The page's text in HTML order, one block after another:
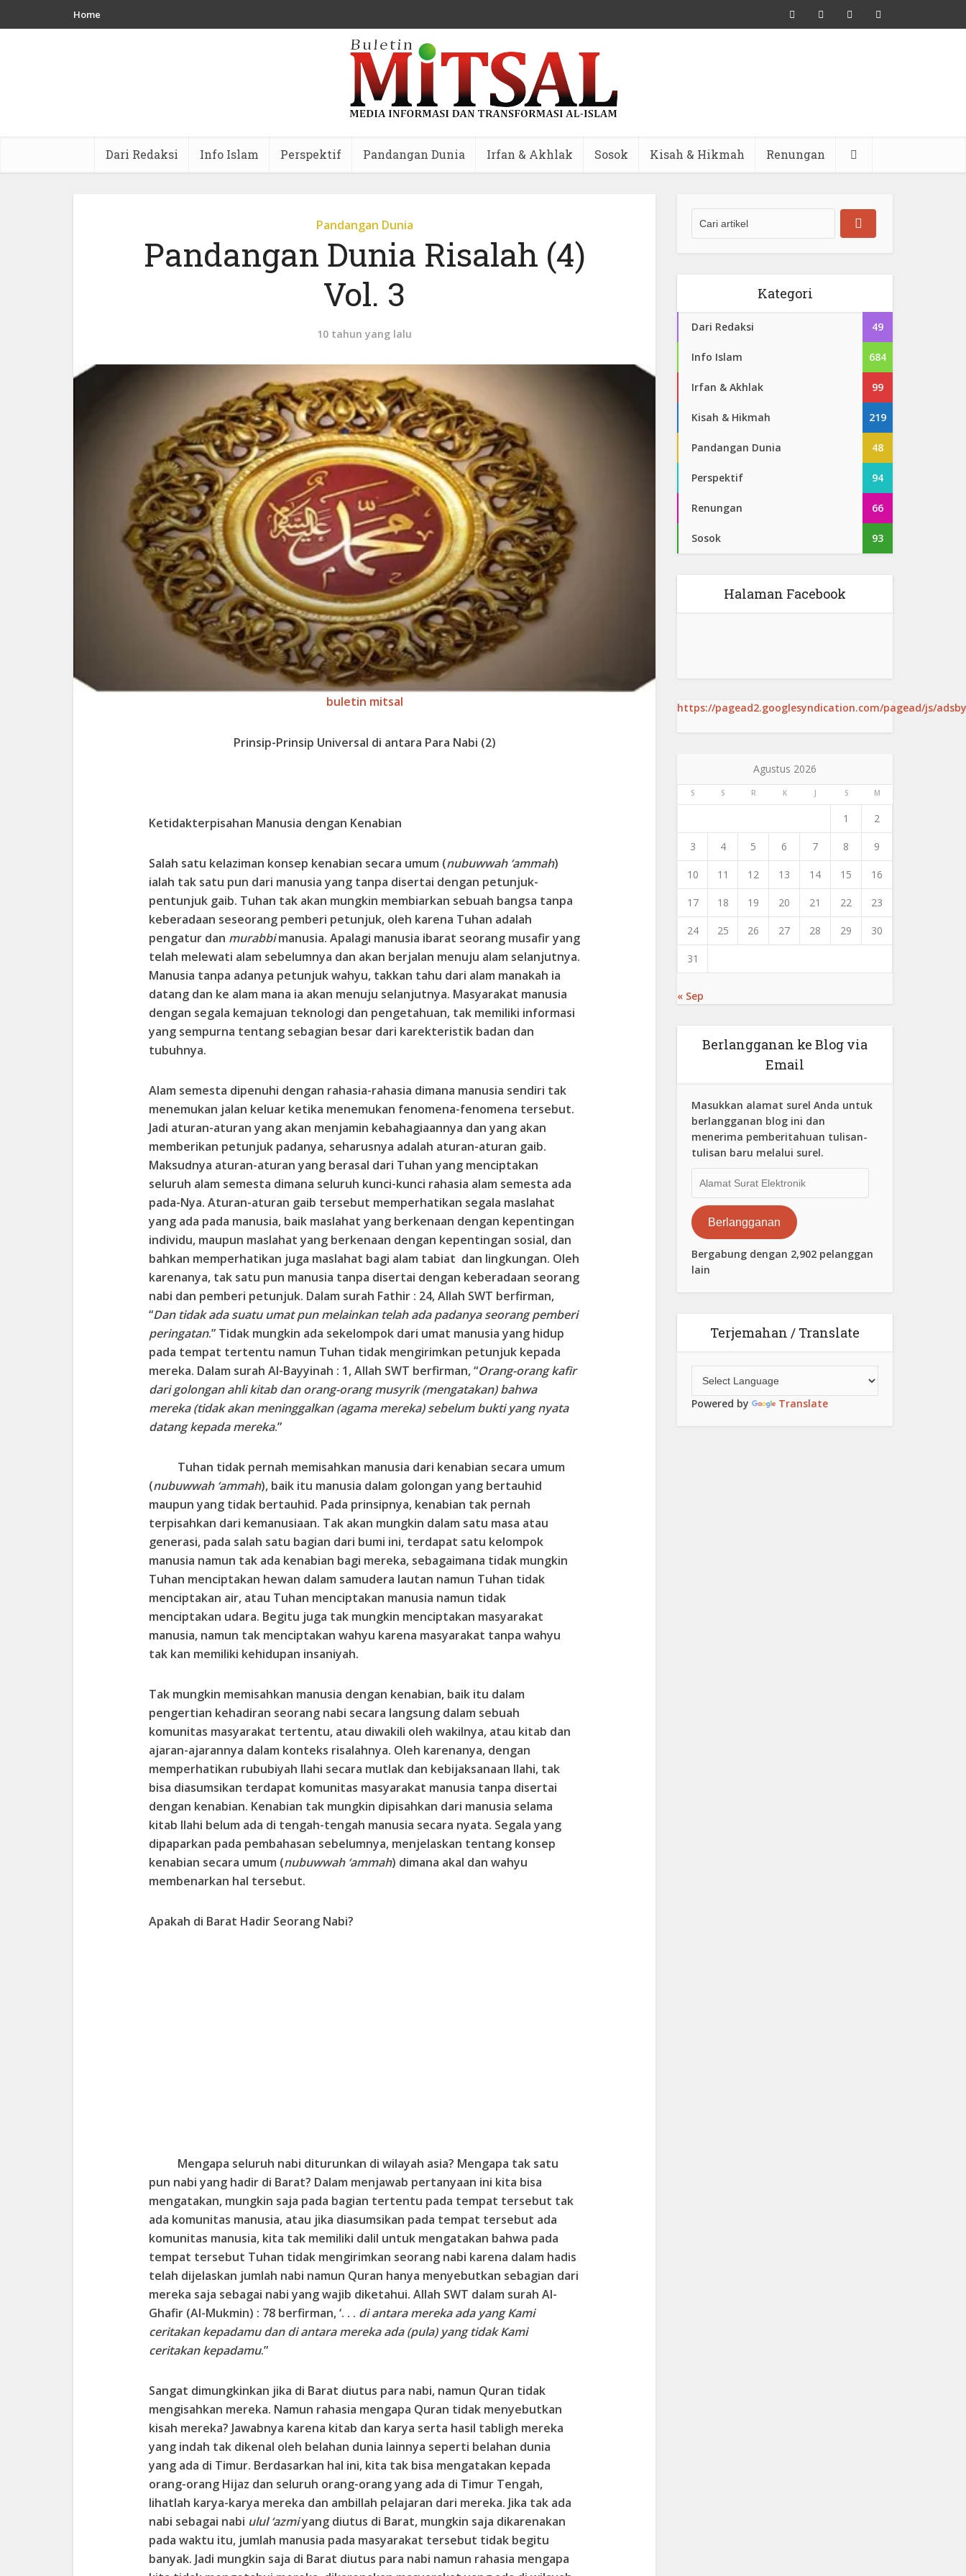
Home
Dari Redaksi Info Islam Perspektif Pandangan Dunia Irfan & Akhlak Sosok Kisah & Hikmah Renungan
Pandangan Dunia
Pandangan Dunia Risalah (4)
Vol. 3
10 tahun yang lalu
buletin mitsal
Prinsip-Prinsip Universal di antara Para Nabi (2)
Ketidakterpisahan Manusia dengan Kenabian
Salah satu kelaziman konsep kenabian secara umum (nubuwwah ‘ammah)
ialah tak satu pun dari manusia yang tanpa disertai dengan petunjuk-
pentunjuk gaib. Tuhan tak akan mungkin membiarkan sebuah bangsa tanpa
keberadaan seseorang pemberi petunjuk, oleh karena Tuhan adalah
pengatur dan murabbimanusia. Apalagi manusia ibarat seorang musafir yang
telah melewati alam sebelumnya dan akan berjalan menuju alam selanjutnya.
Manusia tanpa adanya petunjuk wahyu, takkan tahu dari alam manakah ia
datang dan ke alam mana ia akan menuju selanjutnya. Masyarakat manusia
dengan segala kemajuan teknologi dan pengetahuan, tak memiliki informasi
yang sempurna tentang sebagian besar dari karekteristik badan dan
tubuhnya.
Alam semesta dipenuhi dengan rahasia-rahasia dimana manusia sendiri tak
menemukan jalan keluar ketika menemukan fenomena-fenomena tersebut.
Jadi aturan-aturan yang akan menjamin kebahagiaannya dan yang akan
memberikan petunjuk padanya, seharusnya adalah aturan-aturan gaib.
Maksudnya aturan-aturan yang berasal dari Tuhan yang menciptakan
seluruh alam semesta dimana seluruh kunci-kunci rahasia alam semesta ada
pada-Nya. Aturan-aturan gaib tersebut memperhatikan segala maslahat
yang ada pada manusia, baik maslahat yang berkenaan dengan kepentingan
individu, maupun maslahat yang berkenaan dengan kepentingan sosial, dan
bahkan memperhatikan juga maslahat bagi alam tabiat dan lingkungan. Oleh
karenanya, tak satu pun manusia tanpa disertai dengan keberadaan seorang
nabi dan pemberi petunjuk. Dalam surah Fathir : 24, Allah SWT berfirman,
“Dan tidak ada suatu umat pun melainkan telah ada padanya seorang pemberi
peringatan.” Tidak mungkin ada sekelompok dari umat manusia yang hidup
pada tempat tertentu namun Tuhan tidak mengirimkan petunjuk kepada
mereka. Dalam surah Al-Bayyinah : 1, Allah SWT berfirman, “Orang-orang kafir
dari golongan ahli kitab dan orang-orang musyrik (mengatakan) bahwa
mereka (tidak akan meninggalkan (agama mereka) sebelum bukti yang nyata
datang kepada mereka.”
Tuhan tidak pernah memisahkan manusia dari kenabian secara umum
(nubuwwah ‘ammah), baik itu manusia dalam golongan yang bertauhid
maupun yang tidak bertauhid. Pada prinsipnya, kenabian tak pernah
terpisahkan dari kemanusiaan. Tak akan mungkin dalam satu masa atau
generasi, pada salah satu bagian dari bumi ini, terdapat satu kelompok
manusia namun tak ada kenabian bagi mereka, sebagaimana tidak mungkin
Tuhan menciptakan hewan dalam samudera lautan namun Tuhan tidak
menciptakan air, atau Tuhan menciptakan manusia namun tidak
menciptakan udara. Begitu juga tak mungkin menciptakan masyarakat
manusia, namun tak menciptakan wahyu karena masyarakat tanpa wahyu
tak kan memiliki kehidupan insaniyah.
Tak mungkin memisahkan manusia dengan kenabian, baik itu dalam
pengertian kehadiran seorang nabi secara langsung dalam sebuah
komunitas masyarakat tertentu, atau diwakili oleh wakilnya, atau kitab dan
ajaran-ajarannya dalam konteks risalahnya. Oleh karenanya, dengan
memperhatikan rububiyah Ilahi secara mutlak dan kebijaksanaan Ilahi, tak
bisa diasumsikan terdapat komunitas masyarakat manusia tanpa disertai
dengan kenabian. Kenabian tak mungkin dipisahkan dari manusia selama
kitab Ilahi belum ada di tengah-tengah manusia secara nyata. Segala yang
dipaparkan pada pembahasan sebelumnya, menjelaskan tentang konsep
kenabian secara umum (nubuwwah ‘ammah) dimana akal dan wahyu
membenarkan hal tersebut.
Apakah di Barat Hadir Seorang Nabi?
Mengapa seluruh nabi diturunkan di wilayah asia? Mengapa tak satu
pun nabi yang hadir di Barat? Dalam menjawab pertanyaan ini kita bisa
mengatakan, mungkin saja pada bagian tertentu pada tempat tersebut tak
ada komunitas manusia, atau jika diasumsikan pada tempat tersebut ada
komunitas manusia, kita tak memiliki dalil untuk mengatakan bahwa pada
tempat tersebut Tuhan tidak mengirimkan seorang nabi karena dalam hadis
telah dijelaskan jumlah nabi namun Quran hanya menyebutkan sebagian dari
mereka saja sebagai nabi yang wajib diketahui. Allah SWT dalam surah Al-
Ghafir (Al-Mukmin) : 78 berfirman, ‘. . . di antara mereka ada yang Kami
ceritakan kepadamu dan di antara mereka ada (pula) yang tidak Kami
ceritakan kepadamu.”
Sangat dimungkinkan jika di Barat diutus para nabi, namun Quran tidak
mengisahkan mereka. Namun rahasia mengapa Quran tidak menyebutkan
kisah mereka? Jawabnya karena kitab dan karya serta hasil tabligh mereka
yang indah tak dikenal oleh belahan dunia lainnya seperti belahan dunia
yang ada di Timur. Berdasarkan hal ini, kita tak bisa mengatakan kepada
orang-orang Hijaz dan seluruh orang-orang yang ada di Timur Tengah,
lihatlah karya-karya mereka dan ambillah pelajaran dari mereka. Jika tak ada
nabi sebagai nabi ulul ‘azmiyang diutus di Barat, mungkin saja dikarenakan
pada waktu itu, jumlah manusia pada masyarakat tersebut tidak begitu
banyak. Jadi mungkin saja di Barat diutus para nabi namun rahasia mengapa
Kategori
Dari Redaksi 49
Info Islam 684
Irfan & Akhlak 99
Kisah & Hikmah 219
Pandangan Dunia 48
Perspektif 94
Renungan 66
Sosok 93
Halaman Facebook
https://pagead2.googlesyndication.com/pagead/js/
Agustus 2026
S S R K J S M
1 2
3 4 5 6 7 8 9
10 11 12 13 14 15 16
17 18 19 20 21 22 23
24 25 26 27 28 29 30
31
« Sep
Berlangganan ke Blog via
Email
Masukkan alamat surel Anda untuk
berlangganan blog ini dan
menerima pemberitahuan tulisan-
tulisan baru melalui surel.
Surat
Elektronik
Berlangganan
Bergabung dengan 2,902 pelanggan
lain
Terjemahan / Translate
Powered by Translate